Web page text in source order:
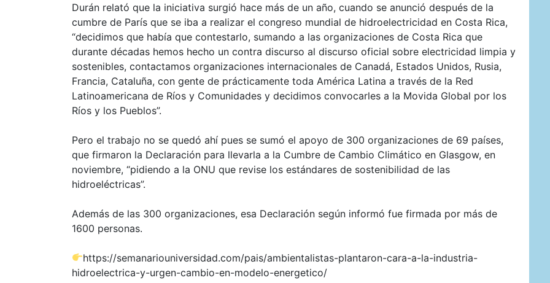
Durán relató que la iniciativa surgió hace más de un año, cuando se anunció después de la
cumbre de París que se iba a realizar el congreso mundial de hidroelectricidad en Costa Rica,
“decidimos que había que contestarlo, sumando a las organizaciones de Costa Rica que
durante décadas hemos hecho un contra discurso al discurso oficial sobre electricidad limpia y
sostenibles, contactamos organizaciones internacionales de Canadá, Estados Unidos, Rusia,
Francia, Cataluña, con gente de prácticamente toda América Latina a través de la Red
Latinoamericana de Ríos y Comunidades y decidimos convocarles a la Movida Global por los
Ríos y los Pueblos”.
Pero el trabajo no se quedó ahí pues se sumó el apoyo de 300 organizaciones de 69 países,
que firmaron la Declaración para llevarla a la Cumbre de Cambio Climático en Glasgow, en
noviembre, “pidiendo a la ONU que revise los estándares de sostenibilidad de las
hidroeléctricas”.
Además de las 300 organizaciones, esa Declaración según informó fue firmada por más de
1600 personas.
https://semanariouniversidad.com/pais/ambientalistas-plantaron-cara-a-la-industria-
hidroelectrica-y-urgen-cambio-en-modelo-energetico/